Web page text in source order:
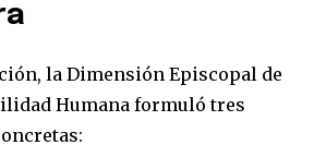
la Dimensión Episcopal de
Humana formuló tres